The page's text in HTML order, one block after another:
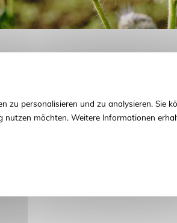
zum Seitenanfang
zu personalisieren und zu analysieren. Sie
möchten. Weitere Informationen